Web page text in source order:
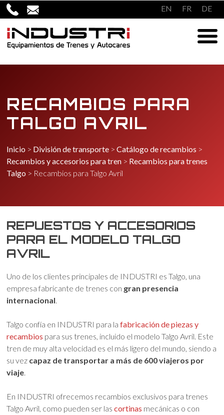
Saltar
al
contenido
EN FR DE
RECAMBIOS PARA
TALGO AVRIL
Inicio > División de transporte >Catálogo de recambios >
Recambios y accesorios para tren > Recambios para trenes
Talgo > Recambios para Talgo Avril
REPUESTOS Y ACCESORIOS
PARA EL MODELO TALGO
AVRIL
Uno de los clientes principales de INDUSTRI es Talgo, una
empresa fabricante de trenes con gran presencia
internacional.
Talgo confía en INDUSTRI para lafabricación de piezas y
recambios para sus trenes, incluido el modelo Talgo Avril. Este
tren de muy alta velocidad es el más ligero del mundo, siendo a
su vez capaz de transportar a más de 600 viajeros por
viaje.
En INDUSTRI ofrecemos recambios exclusivos para trenes
Talgo Avril, como pueden ser lascortinas mecánicas o con